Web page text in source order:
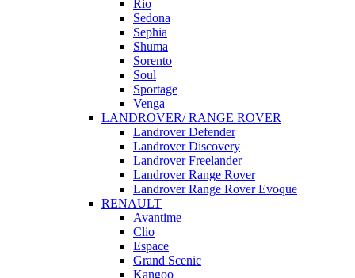
Rio
Sedona
Sephia
Shuma
Sorento
Soul
Sportage
Venga
LANDROVER/ RANGE ROVER
Landrover Defender
Landrover Discovery
Landrover Freelander
Landrover Range Rover
Landrover Range Rover Evoque
RENAULT
Avantime
Clio
Espace
Grand Scenic
Kangoo